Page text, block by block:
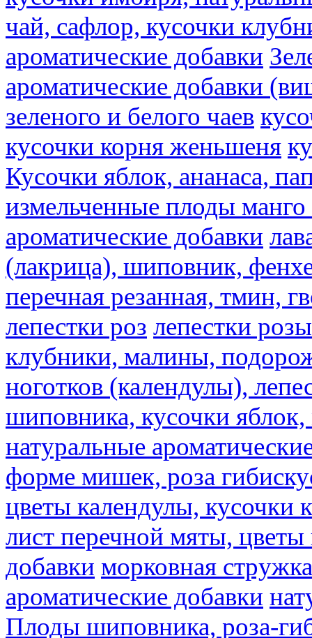
чай, сафлор, кусочки
ароматические добавки
ароматические добавки
зеленого и белого чаев
кусочки корня женьшеня
Кусочки яблок, ананаса,
измельченные плоды
ароматические добавки
(лакрица), шиповник,
перечная резанная, тмин,
лепестки роз лепестки розы
клубники, малины,
ноготков (календулы),
шиповника, кусочки
натуральные
форме мишек, роза
цветы календулы, кусочки
лист перечной мяты,
добавки морковная стружка
ароматические добавки
Плоды шиповника, роза-